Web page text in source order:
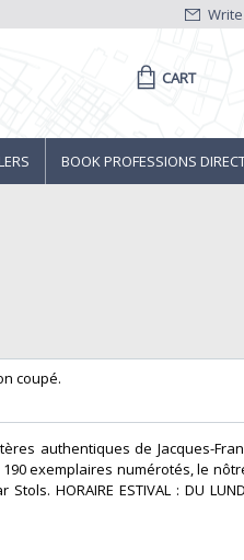
CART
BOOK PROFESSIONS
coupé.
authentiques de Jacques-
exemplaires numérotés, le
HORAIRE ESTIVAL : DU